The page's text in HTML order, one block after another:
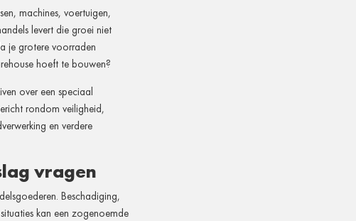
machines, voertuigen,
levert die groei niet
je grotere voorraden
hoeft te bouwen?
over een speciaal
rondom veiligheid,
en verdere
vragen
Beschadiging,
kan een zogenoemde